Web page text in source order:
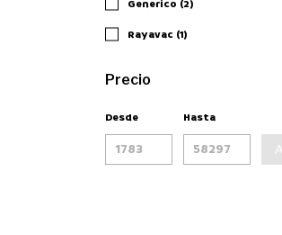
Generico (2)
Rayavac (1)
Precio
Desde Hasta